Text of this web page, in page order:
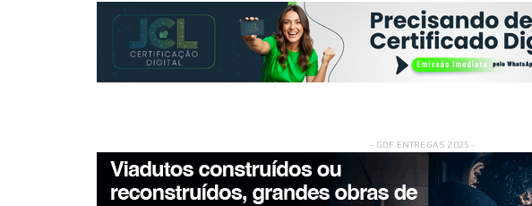
- GDF ENTREGAS 2025 -